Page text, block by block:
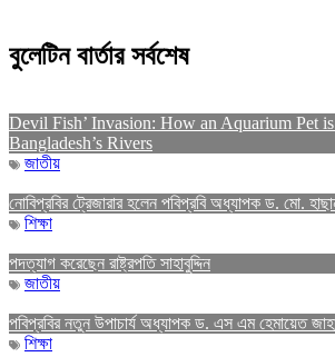
বুলেটিন বার্তার সর্বশেষ
Devil Fish’ Invasion: How an Aquarium Pet
Bangladesh’s Rivers
জাতীয়
নোবিপ্রবির ট্রেজারার হলেন পবিপ্রবি অধ্যাপক ড. মো.
শিক্ষা
পদত্যাগ করেছেন রাষ্ট্রপতি সাহাবুদ্দিন
জাতীয়
পবিপ্রবির নতুন উপাচার্য অধ্যাপক ড. এস এম হেমায়েত
শিক্ষা